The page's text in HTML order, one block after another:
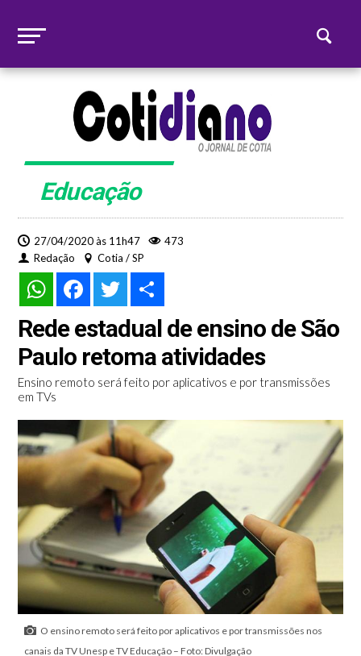
Educação
27/04/2020 às 11h47
473
Redação
Cotia / SP
WhatsAppFacebookTwitter
Rede estadual de ensino de São
Paulo retoma atividades
Ensino remoto será feito por aplicativos e por transmissões
em TVs
O ensino remoto será feito por aplicativos e por transmissões nos
canais da TV Unesp e TV Educação – Foto: Divulgação